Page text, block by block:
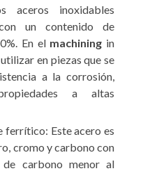
aceros inoxidables
un contenido de
En el machining in
en piezas que se
a la corrosión,
a altas
ferrítico: Este acero es
cromo y carbono con
carbono menor al